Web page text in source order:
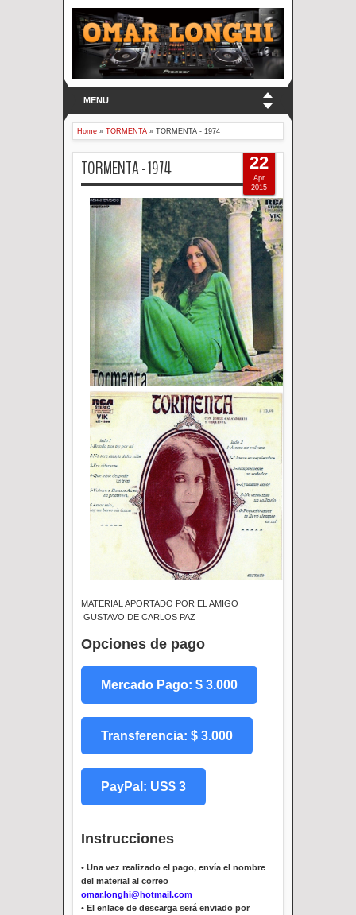
MENU
Home » TORMENTA » TORMENTA - 1974
TORMENTA - 1974
MATERIAL APORTADO POR EL AMIGO
GUSTAVO DE CARLOS PAZ
Opciones de pago
Mercado Pago: $ 3.000
Transferencia: $ 3.000
PayPal: US$ 3
Instrucciones
• Una vez realizado el pago, envía el nombre
del material al correo
omar.longhi@hotmail.com
• El enlace de descarga será enviado por
22
Apr
2015